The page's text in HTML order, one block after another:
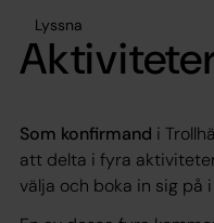
Lyssna
Som konfirmand i
att delta i fyra
välja och boka in sig på